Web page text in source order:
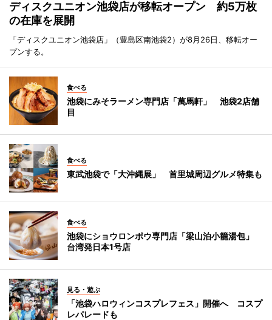
ディスクユニオン池袋店が移転オープン 約5万枚
の在庫を展開
「ディスクユニオン池袋店」（豊島区南池袋2）が8月26日、移転オー
プンする。
食べる
池袋にみそラーメン専門店「萬馬軒」 池袋2店舗
目
食べる
東武池袋で「大沖縄展」 首里城周辺グルメ特集も
食べる
池袋にショウロンポウ専門店「梁山泊小籠湯包」
台湾発日本1号店
見る・遊ぶ
「池袋ハロウィンコスプレフェス」開催へ コスプ
レパレードも